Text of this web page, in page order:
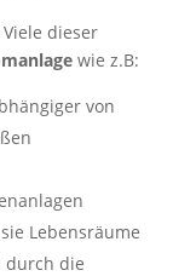
dieser
wie z.B:
von
Lebensräume
durch die